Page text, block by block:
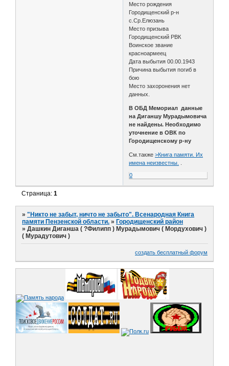
Место рождения
Городищенский р-н
с.Ср.Елюзань
Место призыва
Городищенский РВК
Воинское звание
красноармеец
Дата выбытия 00.00.1943
Причина выбытия погиб в
бою
Место захоронения нет
данных.
В ОБД Мемориал данные
на Диганшу Мурадымовича
не найдены. Необходимо
уточнение в ОВК по
Городищенскому р-ну
См.также>Книга памяти. Их
имена неизвестны.
0
Страница:1
»"Никто не забыт, ничто не забыто". Всенародная Книга
памяти Пензенской области. » Городищенский район
»Дашкин Диганша ( ?Филипп ) Мурадымович ( Мордухович )
( Мурадутович )
создать бесплатный форум